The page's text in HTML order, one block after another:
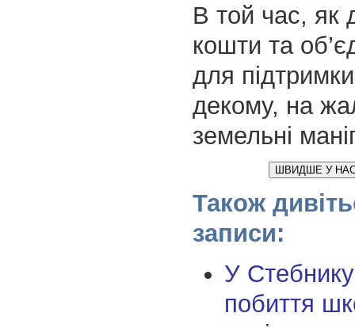
В той час, як
кошти та
для підтримки
декому, на
земельні
ШВИДШЕ У НАС
Також
записи:
У
побиття